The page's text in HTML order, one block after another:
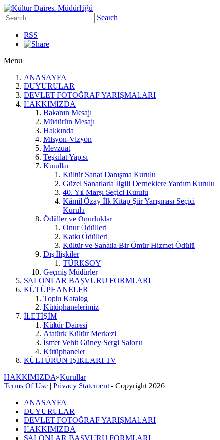
Search
RSS
Menu
ANASAYFA
DUYURULAR
DEVLET FOTOĞRAF YARIŞMALARI
HAKKIMIZDA
Bakanın Mesajı
Müdürün Mesajı
Hakkında
Misyon-Vizyon
Mevzuat
Teşkilat Yapısı
Kurullar
Kültür Sanat Danışma Kurulu
Güzel Sanatlarla İlgili Derneklere Yardım Kurulu
40. Yıl Marşı Seçici Kurulu
Kâmil Özay İlk Kitap Şiir Yarışması Seçici
Kurulu
Ödüller ve Onurluklar
Onur Ödülleri
Katkı Ödülleri
Kültür ve Sanatla Bir Ömür Hizmet Ödülü
Dış İlişkiler
TÜRKSOY
Geçmiş Müdürler
SALONLAR BAŞVURU FORMLARI
KÜTÜPHANELER
Toplu Katalog
Kütüphanelerimiz
İLETİŞİM
Kültür Dairesi
Atatürk Kültür Merkezi
İsmet Vehit Güney Sergi Salonu
Kütüphaneler
KÜLTÜRÜN IŞIKLARI TV
HAKKIMIZDA»Kurullar
Terms Of Use | Privacy Statement - Copyright 2026
ANASAYFA
DUYURULAR
DEVLET FOTOĞRAF YARIŞMALARI
HAKKIMIZDA
SALONLAR BAŞVURU FORMLARI